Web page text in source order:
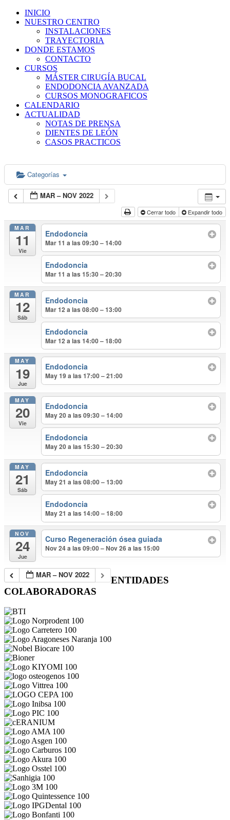
INICIO
NUESTRO CENTRO
INSTALACIONES
TRAYECTORIA
DONDE ESTAMOS
CONTACTO
CURSOS
MÁSTER CIRUGÍA BUCAL
ENDODONCIA AVANZADA
CURSOS MONOGRAFICOS
CALENDARIO
ACTUALIDAD
NOTAS DE PRENSA
DIENTES DE LEÓN
CASOS PRACTICOS
Categorías
MAR – NOV 2022
Cerrar todo Expandir todo
MAR
11
Vie
Endodoncia
Mar 11 a las 09:30 – 14:00
Endodoncia
Mar 11 a las 15:30 – 20:30
MAR
12
Sáb
Endodoncia
Mar 12 a las 08:00 – 13:00
Endodoncia
Mar 12 a las 14:00 – 18:00
MAY
19
Jue
Endodoncia
May 19 a las 17:00 – 21:00
MAY
20
Vie
Endodoncia
May 20 a las 09:30 – 14:00
Endodoncia
May 20 a las 15:30 – 20:30
MAY
21
Sáb
Endodoncia
May 21 a las 08:00 – 13:00
Endodoncia
May 21 a las 14:00 – 18:00
NOV
24
Jue
Curso Regeneración ósea guiada
Nov 24 a las 09:00 – Nov 26 a las 15:00
MAR – NOV 2022
ENTIDADES
COLABORADORAS